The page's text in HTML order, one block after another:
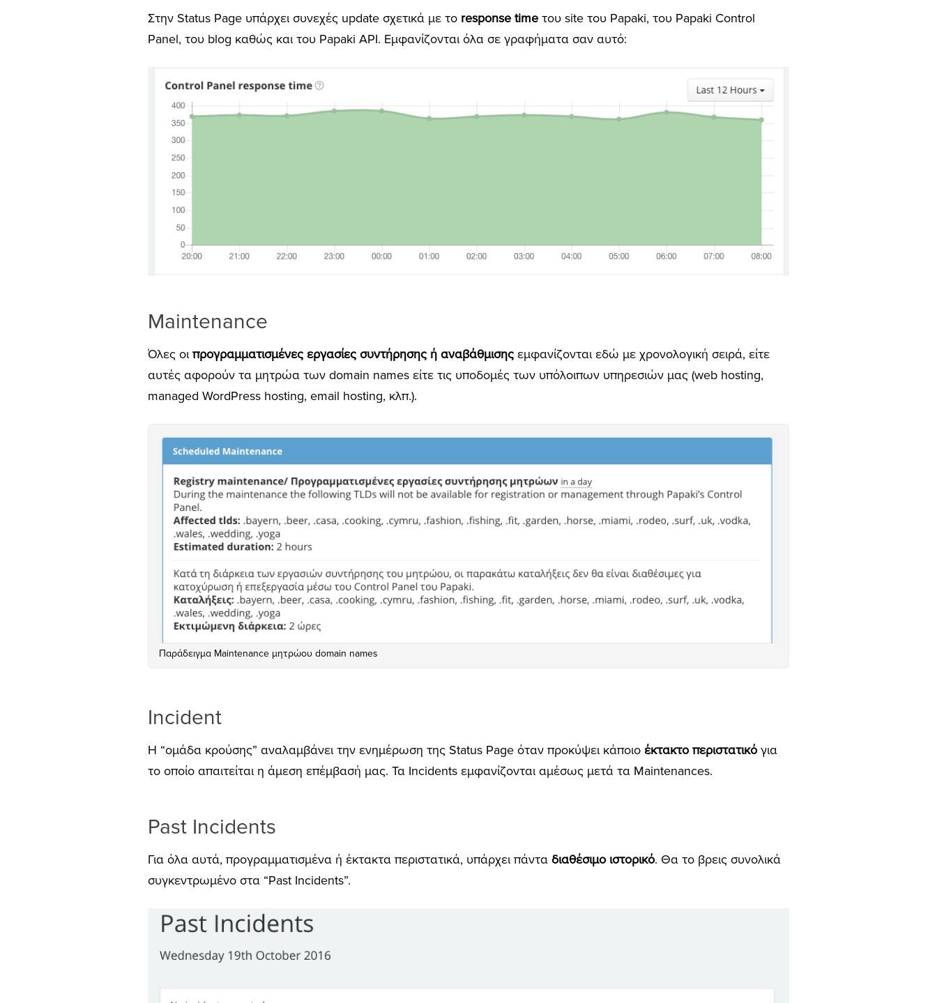
Στην Status Page υπάρχει συνεχές update σχετικά με το response time του site του Papaki, του Papaki Control
Panel, του blog καθώς και του Papaki API. Εμφανίζονται όλα σε γραφήματα σαν αυτό:
Maintenance
Όλες οι προγραμματισμένες εργασίες συντήρησης ή αναβάθμισης εμφανίζονται εδώ με χρονολογική σειρά, είτε
αυτές αφορούν τα μητρώα των domain names είτε τις υποδομές των υπόλοιπων υπηρεσιών μας (web hosting,
managed WordPress hosting, email hosting, κλπ.).
Παράδειγμα Maintenance μητρώου domain names
Incident
Η “ομάδα κρούσης” αναλαμβάνει την ενημέρωση της Status Page όταν προκύψει κάποιο έκτακτο περιστατικόγια
το οποίο απαιτείται η άμεση επέμβασή μας. Τα Incidents εμφανίζονται αμέσως μετά τα Maintenances.
Past Incidents
Για όλα αυτά, προγραμματισμένα ή έκτακτα περιστατικά, υπάρχει πάντα διαθέσιμο ιστορικό. Θα το βρεις συνολικά
συγκεντρωμένο στα “Past Incidents”.